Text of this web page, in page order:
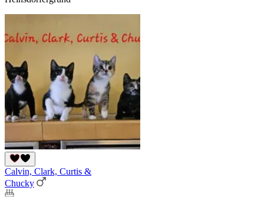
Calvin, Clark, Curtis &
Chucky